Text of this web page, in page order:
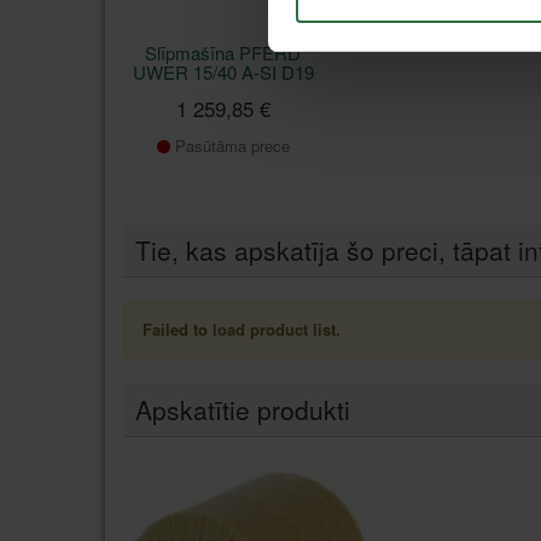
Slīpmašīna PFERD
UWER 15/40 A-SI D19
1 259,85 €
Pasūtāma prece
Tie, kas apskatīja šo preci, tāpat
Failed to load product list.
Apskatītie produkti